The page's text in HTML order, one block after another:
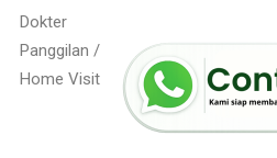
Dokter
Panggilan /
Home Visit